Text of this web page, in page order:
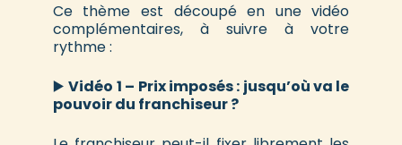
Ce thème est découpé en une vidéo
complémentaires, à suivre à votre
rythme :
▶️Vidéo 1 – Prix imposés : jusqu’où va le
pouvoir du franchiseur ?